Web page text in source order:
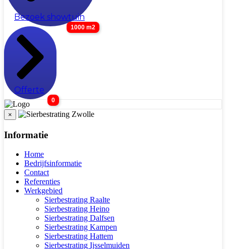
Bezoek showtuin
1000 m2
Offerte
0
×
Informatie
Home
Bedrijfsinformatie
Contact
Referenties
Werkgebied
Sierbestrating Raalte
Sierbestrating Heino
Sierbestrating Dalfsen
Sierbestrating Kampen
Sierbestrating Hattem
Sierbestrating Ijsselmuiden